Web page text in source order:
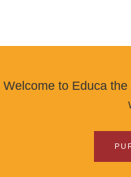
Welcome to Educa the